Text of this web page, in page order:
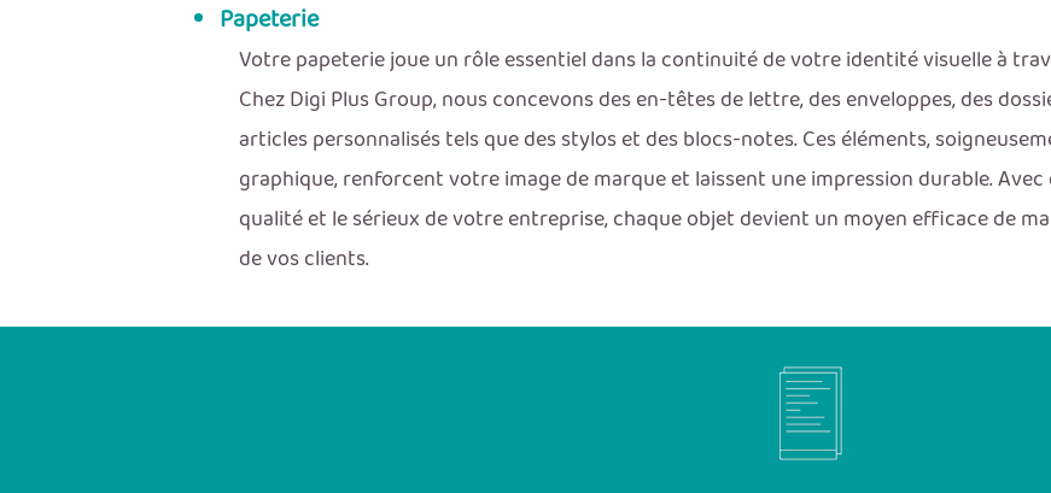
Papeterie
Votre papeterie joue un rôle essentiel dans la continuité de votre identité visuelle à
Chez Digi Plus Group, nous concevons des en-têtes de lettre, des enveloppes, des
articles personnalisés tels que des stylos et des blocs-notes. Ces éléments,
graphique, renforcent votre image de marque et laissent une impression durable.
qualité et le sérieux de votre entreprise, chaque objet devient un moyen efficace de
de vos clients.